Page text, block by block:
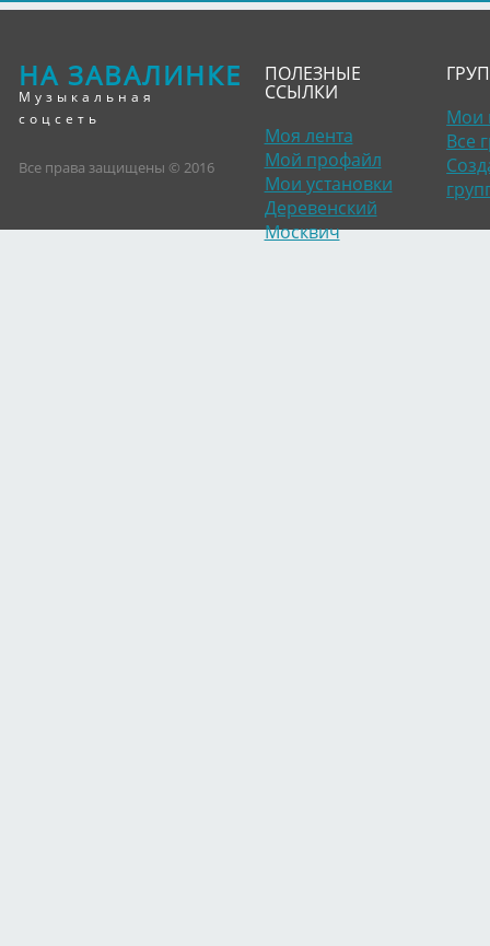
НА ЗАВАЛИНКЕ
Музыкальная
соцсеть
Все права защищены © 2016
ПОЛЕЗНЫЕ
ССЫЛКИ
Моя лента
Мой профайл
Мои установки
Деревенский
Москвич
Мои
Все